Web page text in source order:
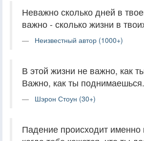
Неважно сколько дней в
важно - сколько жизни в
Неизвестный автор (1000+)
В этой жизни не важно, как
Важно, как ты поднимаешься.
Шэрон Стоун (30+)
Падение происходит именно